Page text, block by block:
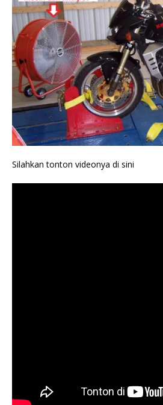
Silahkan tonton videonya di sini